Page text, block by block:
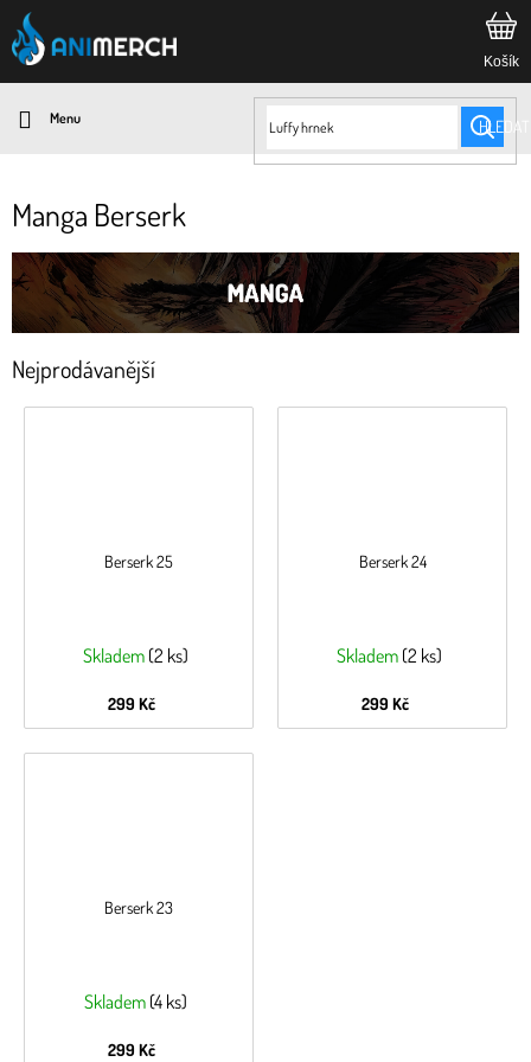
Přejít
na
obsah
HLEDAT
Manga Berserk
Nejprodávanější
Berserk 25
Skladem (2 ks)
299 Kč
Berserk 24
Skladem (2 ks)
299 Kč
Berserk 23
Skladem (4 ks)
299 Kč